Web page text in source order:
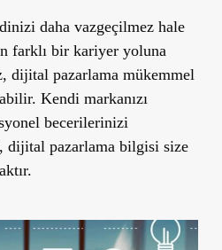
daha vazgeçilmez hale
farklı bir kariyer yoluna
dijital pazarlama mükemmel
Kendi markanızı
becerilerinizi
dijital pazarlama bilgisi size